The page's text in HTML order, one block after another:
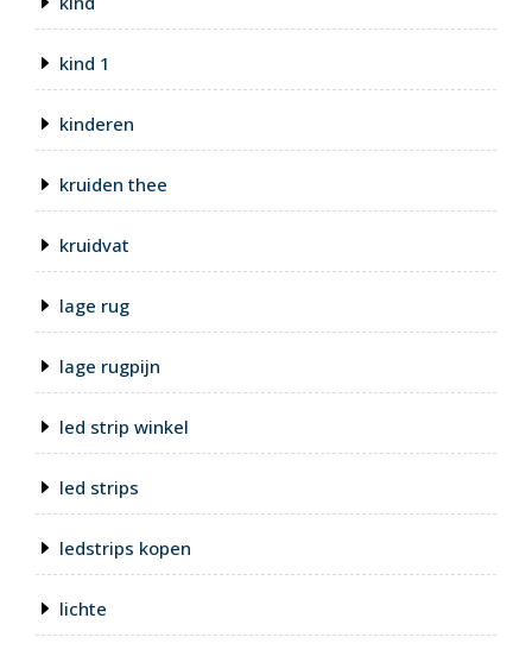
kind 1
kinderen
kruiden thee
kruidvat
lage rug
lage rugpijn
led strip winkel
led strips
ledstrips kopen
lichte